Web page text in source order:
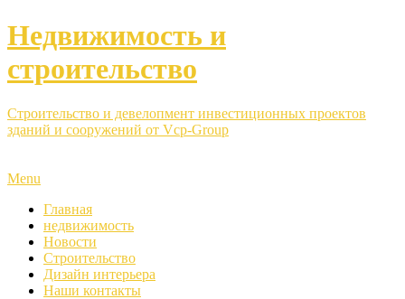
Недвижимость и
строительство
Строительство и девелопмент инвестиционных проектов
зданий и сооружений от Vcp-Group
Menu
Главная
недвижимость
Новости
Строительство
Дизайн интерьера
Наши контакты